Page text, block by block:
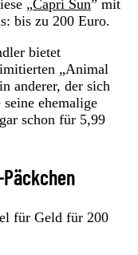
„Capri Sun” mit
bis zu 200 Euro.
bietet
„Animal
anderer, der sich
ehemalige
schon für 5,99
für Geld für 200